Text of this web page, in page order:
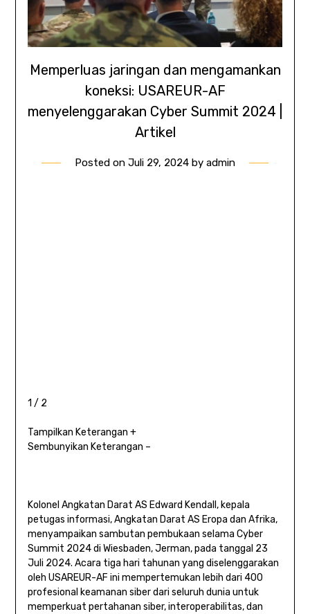
Memperluas jaringan dan mengamankan
koneksi: USAREUR-AF
menyelenggarakan Cyber ​​Summit 2024 |
Artikel
Posted on Juli 29, 2024 by admin
1 / 2
Tampilkan Keterangan +
Sembunyikan Keterangan –
Kolonel Angkatan Darat AS Edward Kendall, kepala
petugas informasi, Angkatan Darat AS Eropa dan Afrika,
menyampaikan sambutan pembukaan selama Cyber ​​
Summit 2024 di Wiesbaden, Jerman, pada tanggal 23
Juli 2024. Acara tiga hari tahunan yang diselenggarakan
oleh USAREUR-AF ini mempertemukan lebih dari 400
profesional keamanan siber dari seluruh dunia untuk
memperkuat pertahanan siber, interoperabilitas, dan